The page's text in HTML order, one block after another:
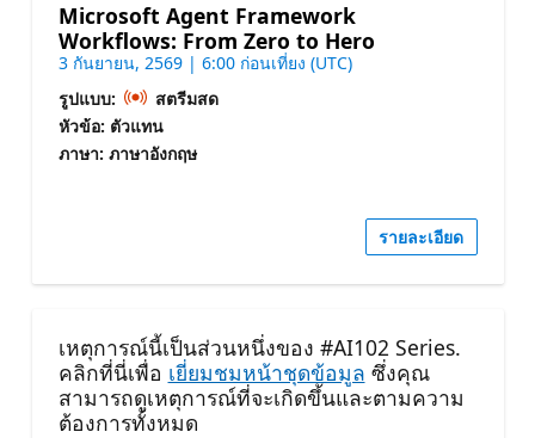
Microsoft Agent Framework
Workflows: From Zero to Hero
3 กันยายน, 2569 | 6:00 ก่อนเที่ยง (UTC)
รูปแบบ:
สตรีมสด
หัวข้อ: ตัวแทน
ภาษา: ภาษาอังกฤษ
รายละเอียด
เหตุการณ์นี้เป็นส่วนหนึ่งของ #AI102 Series.
คลิกที่นี่เพื่อ เยี่ยมชมหน้าชุดข้อมูล ซึ่งคุณ
สามารถดูเหตุการณ์ที่จะเกิดขึ้นและตามความ
ต้องการทั้งหมด